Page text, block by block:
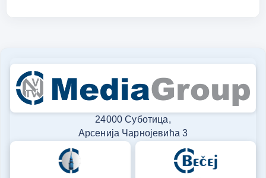
24000 Суботица,
Арсенија Чарнојевића 3